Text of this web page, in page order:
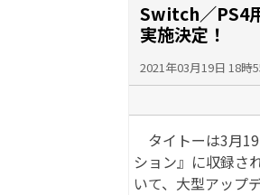
Switch／PS4
実施決定！
2021年03月19日 18時
タイトーは3月
ション』に収録さ
いて、大型アップ